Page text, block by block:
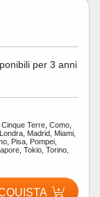
per 3 anni
Terre, Como,
Madrid, Miami,
Pisa, Pompei,
Tokio, Torino,